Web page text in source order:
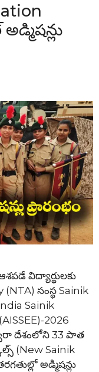
విద్యార్థులకు
సంస్థ Sainik
Sainik
2026
దేశంలోని 33 పాత
(New Sainik
అడ్మిషన్లు